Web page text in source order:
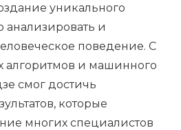
уникального
анализировать и
поведение. С
и машинного
смог достичь
которые
многих специалистов